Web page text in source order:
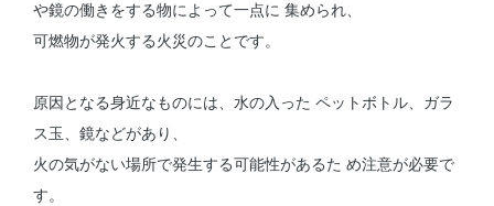
や鏡の働きをする物によって一点に 集められ、
可燃物が発火する火災のことです。
原因となる身近なものには、水の入った ペットボトル、ガラ
ス玉、鏡などがあり、
火の気がない場所で発生する可能性があるた め注意が必要で
す。